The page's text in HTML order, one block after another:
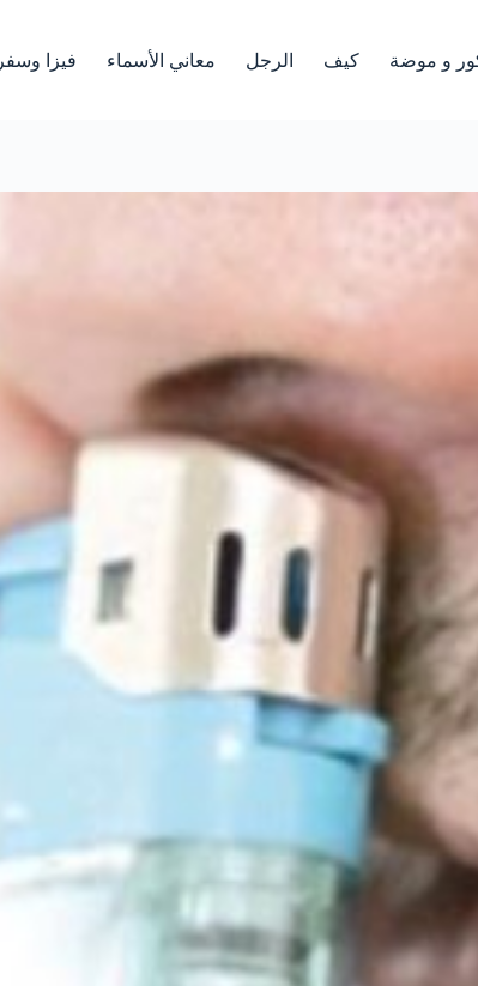
و موضة كيف الرجل معاني الأسماء فيزا وسفر